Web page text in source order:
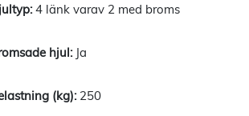
4 länk varav 2 med broms
Ja
250